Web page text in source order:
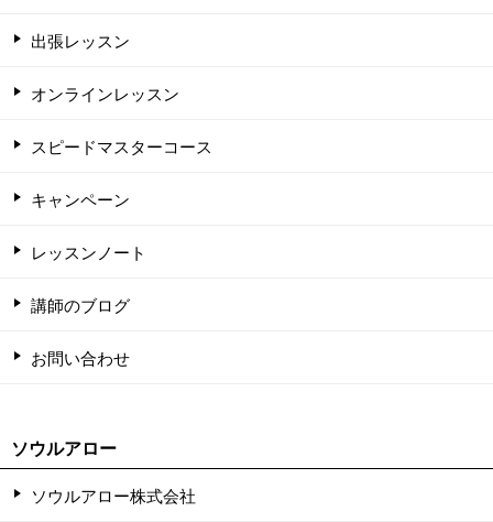
出張レッスン
オンラインレッスン
スピードマスターコース
キャンペーン
レッスンノート
講師のブログ
お問い合わせ
ソウルアロー
ソウルアロー株式会社